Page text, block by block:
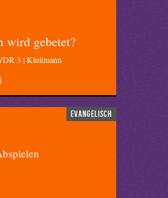
wird gebetet?
3 | Kluitmann
evangelisch